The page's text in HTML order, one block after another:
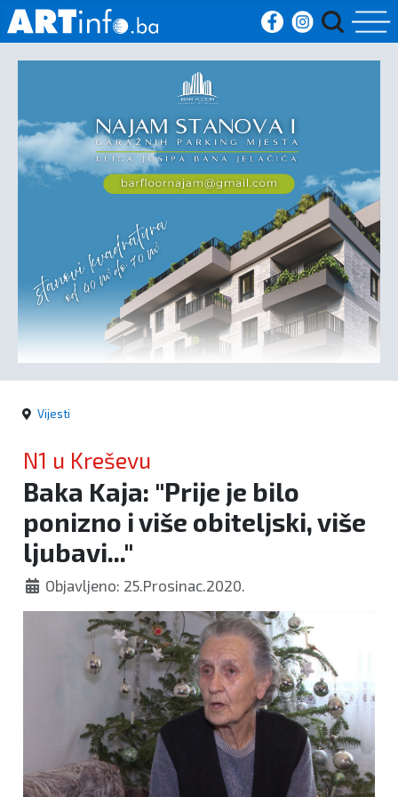
Vijesti
Sport
Crna
kronika
Politika
Vijesti
N1 u Kreševu
Baka Kaja: "Prije je bilo
ponizno i više obiteljski, više
ljubavi..."
Objavljeno: 25.Prosinac.2020.